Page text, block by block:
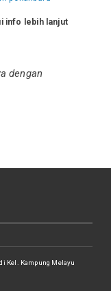
info lebih lanjut
dengan
Kel. Kampung Melayu